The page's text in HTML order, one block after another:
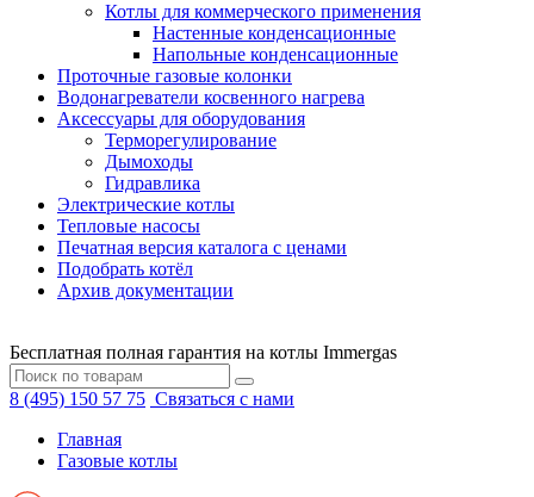
Котлы для коммерческого применения
Настенные конденсационные
Напольные конденсационные
Проточные газовые колонки
Водонагреватели косвенного нагрева
Аксессуары для оборудования
Терморегулирование
Дымоходы
Гидравлика
Электрические котлы
Тепловые насосы
Печатная версия каталога с ценами
Подобрать котёл
Архив документации
Бесплатная полная гарантия на котлы Immergas
8 (495) 150 57 75 Связаться с нами
Главная
Газовые котлы